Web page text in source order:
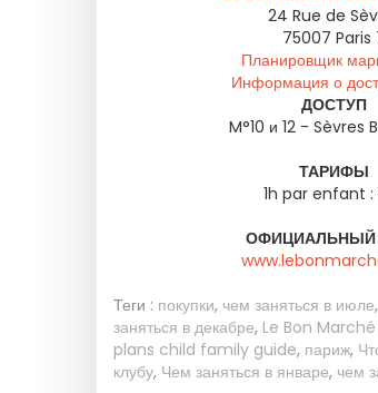
24 Rue de
75007 Paris
Планировщик
Информация о
ДОСТУП
M°10 и 12 - Sèvres
ТАРИФЫ
1h par enfant :
ОФИЦИАЛЬНЫЙ
Теги : покупки, чем заняться в июле,
заняться в декабре, Le Bon
plans child family guide, париж,
клубу, Чем заняться в январе, чем